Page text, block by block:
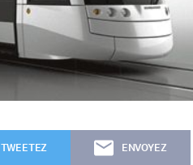
TWEETEZ ENVOYEZ